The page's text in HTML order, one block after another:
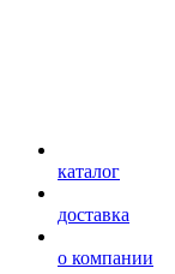
каталог
доставка
о компании